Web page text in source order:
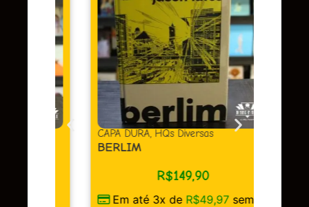
CAPA DURA ,HQs Diversas
BERLIM
149,90
Em até 3x deR$49,97sem